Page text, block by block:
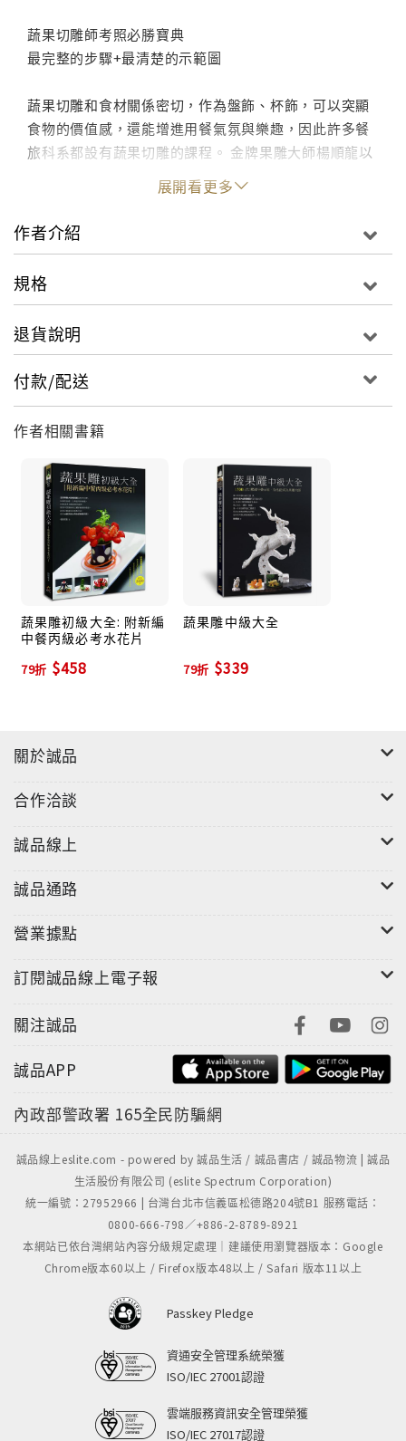
蔬果切雕師考照必勝寶典
最完整的步驟+最清楚的示範圖
蔬果切雕和食材關係密切，作為盤飾、杯飾，可以突顯
食物的價值感，還能增進用餐氣氛與樂趣，因此許多餐
旅科系都設有蔬果切雕的課程。 金牌果雕大師楊順龍以
其豐富的教學經驗，從基礎刀具使用到蔬果切雕應用，
以圖文對照方式說明，鉅細靡遺的解說，讓您跟著步驟
圖輕鬆學會並順利考取證照！
展開看更多
作者介紹
規格
退貨說明
付款/配送
作者相關書籍
蔬果雕初級大全: 附新編
中餐丙級必考水花片
79折 $458
蔬果雕中級大全
79折 $339
關於誠品
合作洽談
誠品線上
誠品通路
營業據點
訂閱誠品線上電子報
關注誠品
誠品APP
內政部警政署 165全民防騙網
誠品線上eslite.com - powered by 誠品生活 / 誠品書店 / 誠品物流 | 誠品
生活股份有限公司 (eslite Spectrum Corporation)
統一編號：27952966 | 台灣台北市信義區松德路204號B1 服務電話：
0800-666-798／+886-2-8789-8921
本網站已依台灣網站內容分級規定處理｜建議使用瀏覽器版本：Google
Chrome版本60以上 / Firefox版本48以上 / Safari 版本11以上
Passkey Pledge
資通安全管理系統榮獲
ISO/IEC 27001認證
雲端服務資訊安全管理榮獲
ISO/IEC 27017認證